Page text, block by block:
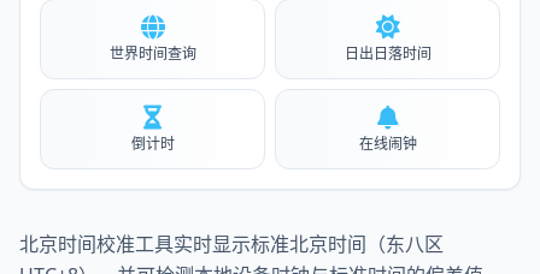
世界时间查询 日出日落时间
倒计时 在线闹钟
北京时间校准工具实时显示标准北京时间（东八区